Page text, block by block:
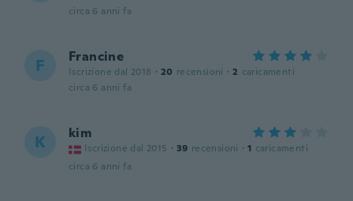
circa 6 anni fa
F Francine
Iscrizione dal 2018 · 20 recensioni · 2 caricamenti
circa 6 anni fa
K kim
Iscrizione dal 2015 · 39 recensioni · 1 caricamenti
circa 6 anni fa